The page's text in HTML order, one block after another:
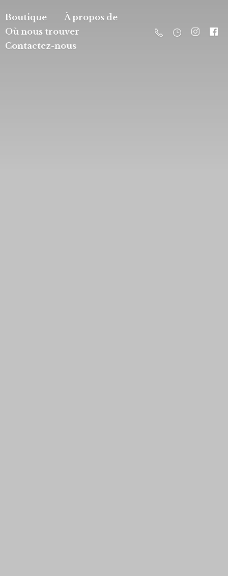
Boutique
À propos de
Où nous trouver
Contactez-nous